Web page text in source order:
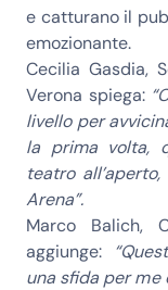
e catturano il
emozionante.
Cecilia Gasdia,
Verona spiega:
livello per
la prima volta,
teatro
Arena”.
Marco Balich,
aggiunge:
una sfida per me